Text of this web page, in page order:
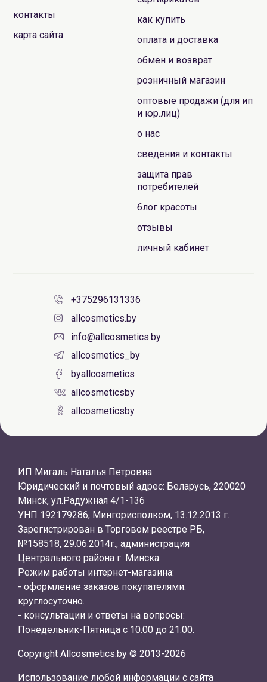
контакты
карта сайта
как купить
оплата и доставка
обмен и возврат
розничный магазин
оптовые продажи (для ип
и юр.лиц)
о нас
сведения и контакты
защита прав
потребителей
блог красоты
отзывы
личный кабинет
+375296131336
allcosmetics.by
info@allcosmetics.by
allcosmetics_by
byallcosmetics
allcosmeticsby
allcosmeticsby
ИП Мигаль Наталья Петровна
Юридический и почтовый адрес: Беларусь, 220020
Минск, ул.Радужная 4/1-136
УНП 192179286, Мингорисполком, 13.12.2013 г.
Зарегистрирован в Торговом реестре РБ,
№158518, 29.06.2014г., администрация
Центрального района г. Минска
Режим работы интернет-магазина:
- оформление заказов покупателями:
круглосуточно.
- консультации и ответы на вопросы:
Понедельник-Пятница с 10.00 до 21.00.
Copyright Allcosmetics.by © 2013-2026
Использование любой информации с сайта